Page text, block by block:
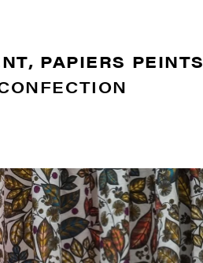
PAPIERS PEINTS